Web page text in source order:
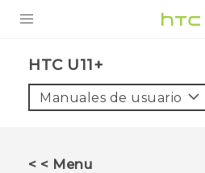
VIVE
HTC U11+‎
Manuales de usuario
< < Menu